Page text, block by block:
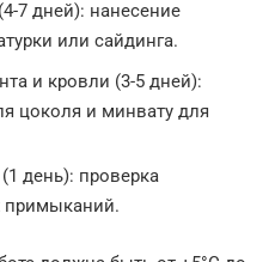
7 дней): нанесение
или сайдинга.
и кровли (3-5 дней):
цоколя и минвату для
день): проверка
примыканий.